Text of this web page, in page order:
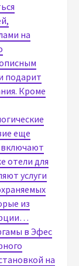
на
подарит
Кроме
еще
отели для
услуги
из
в Эфес
на